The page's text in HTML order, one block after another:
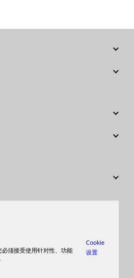
须接受使用针对性、功能
Cookie
设置